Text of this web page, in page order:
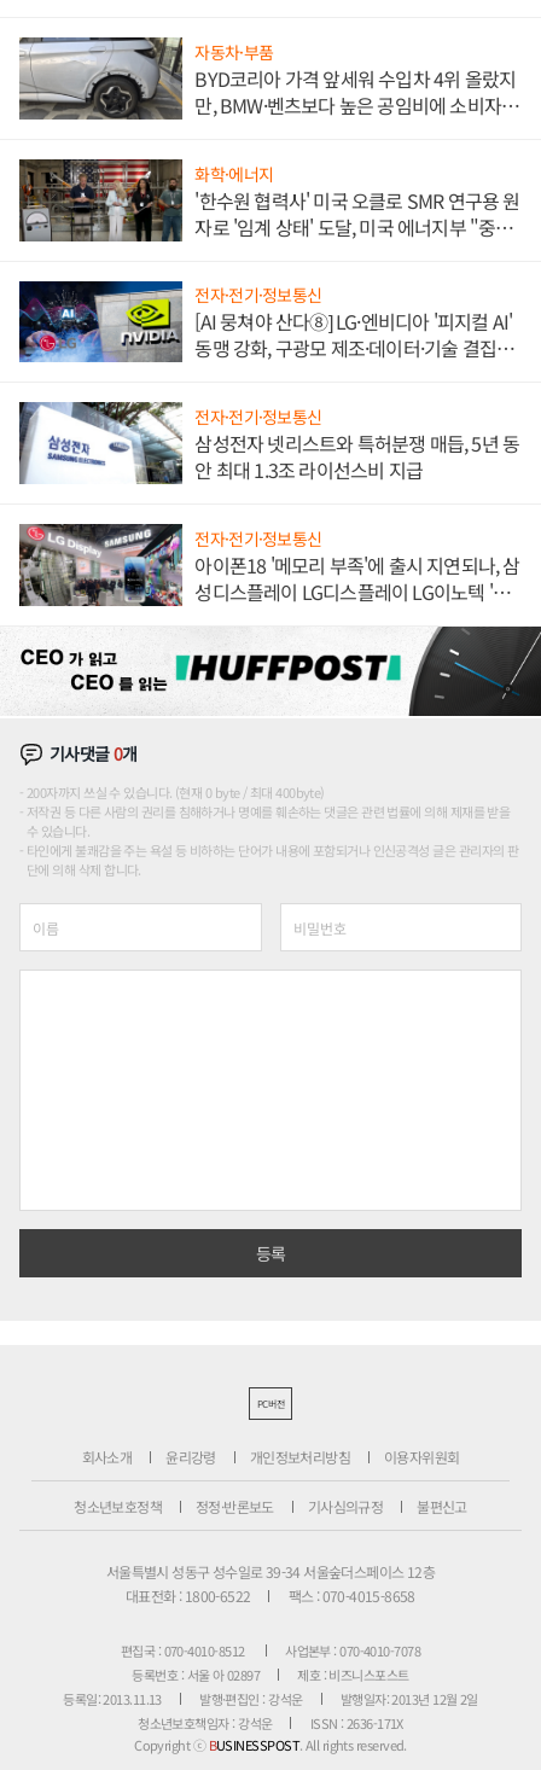
자동차·부품
BYD코리아 가격 앞세워 수입차 4위 올랐지
만, BMW·벤츠보다 높은 공임비에 소비자
화학·에너지
'한수원 협력사' 미국 오클로 SMR 연구용 원
자로 '임계 상태' 도달, 미국 에너지부 "중요
전자·전기·정보통신
[AI 뭉쳐야 산다⑧] LG·엔비디아 '피지컬 AI'
동맹 강화, 구광모 제조·데이터·기술 결집
전자·전기·정보통신
삼성전자 넷리스트와 특허분쟁 매듭, 5년 동
안 최대 1.3조 라이선스비 지급
전자·전기·정보통신
아이폰18 '메모리 부족'에 출시 지연되나, 삼
성디스플레이 LG디스플레이 LG이노텍 '탈
기사댓글0개
200자까지 쓰실 수 있습니다. (현재 0 byte / 최대 400byte)
저작권 등 다른 사람의 권리를 침해하거나 명예를 훼손하는 댓글은 관련 법률에 의해 제재를 받을
수 있습니다.
타인에게 불쾌감을 주는 욕설 등 비하하는 단어가 내용에 포함되거나 인신공격성 글은 관리자의 판
단에 의해 삭제 합니다.
PC버전
회사소개 윤리강령 개인정보처리방침 이용자위원회
청소년보호정책 정정·반론보도 기사심의규정 불편신고
서울특별시 성동구 성수일로 39-34 서울숲더스페이스 12층
대표전화 : 1800-6522
팩스 : 070-4015-8658
편집국 : 070-4010-8512
사업본부 : 070-4010-7078
등록번호 : 서울 아 02897
제호 : 비즈니스포스트
등록일: 2013.11.13
발행·편집인 : 강석운
발행일자: 2013년 12월 2일
청소년보호책임자 : 강석운
ISSN : 2636-171X
Copyright ⓒBUSINESSPOST. All rights reserved.